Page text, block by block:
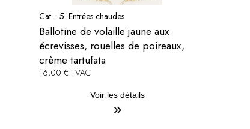
Cat. :5. Entrées chaudes
Ballotine de volaille jaune aux
écrevisses, rouelles de poireaux,
crème tartufata
16,00 € TVAC
Voir les détails